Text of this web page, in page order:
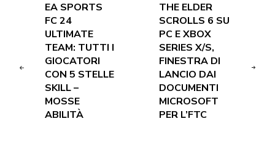
EA SPORTS
FC 24
ULTIMATE
TEAM: TUTTI I
GIOCATORI
CON 5 STELLE
SKILL –
MOSSE
ABILITÀ
THE ELDER
SCROLLS 6 SU
PC E XBOX
SERIES X/S,
FINESTRA DI
LANCIO DAI
DOCUMENTI
MICROSOFT
PER L’FTC